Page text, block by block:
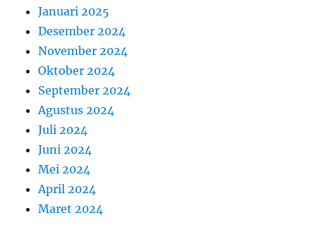
Januari 2025
Desember 2024
November 2024
Oktober 2024
September 2024
Agustus 2024
Juli 2024
Juni 2024
Mei 2024
April 2024
Maret 2024